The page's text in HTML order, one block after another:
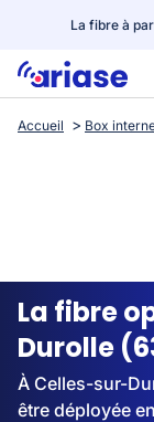
La fibre à
Box internet
Streaming
Accueil Box
La fibre
Durolle
À Celles-sur-
être déployée